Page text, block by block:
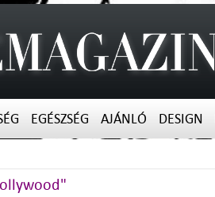
EGÉSZSÉG AJÁNLÓ DESIGN